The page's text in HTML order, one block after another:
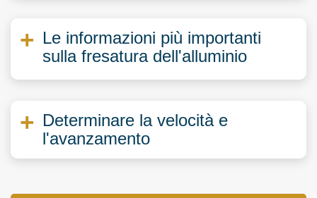
Le informazioni più importanti
sulla fresatura dell'alluminio
Determinare la velocità e
l'avanzamento